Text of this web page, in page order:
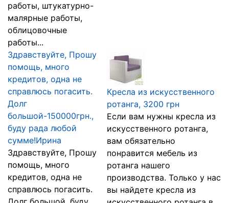
работы, штукатурно-
малярные работы,
облицовочные
работы...
Здравствуйте, Прошу
помощь, много
кредитов, одна не
справлюсь погасить.
Долг
большой-150000грн.,
буду рада любой
сумме!Ирина
Здравствуйте, Прошу
помощь, много
кредитов, одна не
справлюсь погасить.
Кресла из искусственного
ротанга, 3200 грн
Если вам нужны кресла из
искусственного ротанга,
вам обязательно
понравится мебель из
ротанга нашего
производства. Только у нас
вы найдете кресла из